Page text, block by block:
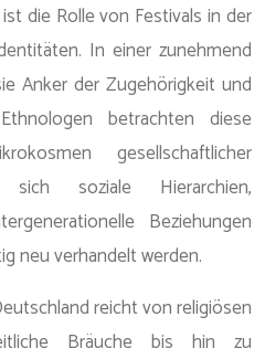
die Rolle von Festivals in der
In einer zunehmend
Anker der Zugehörigkeit und
betrachten diese
gesellschaftlicher
soziale Hierarchien,
Beziehungen
neu verhandelt werden.
reicht von religiösen
Bräuche bis hin zu